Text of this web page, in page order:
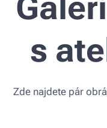
s
Zde najdete pár